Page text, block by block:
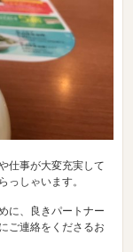
仕事が大変充実して
っしゃいます。
に、良きパートナー
ご連絡をくださるお